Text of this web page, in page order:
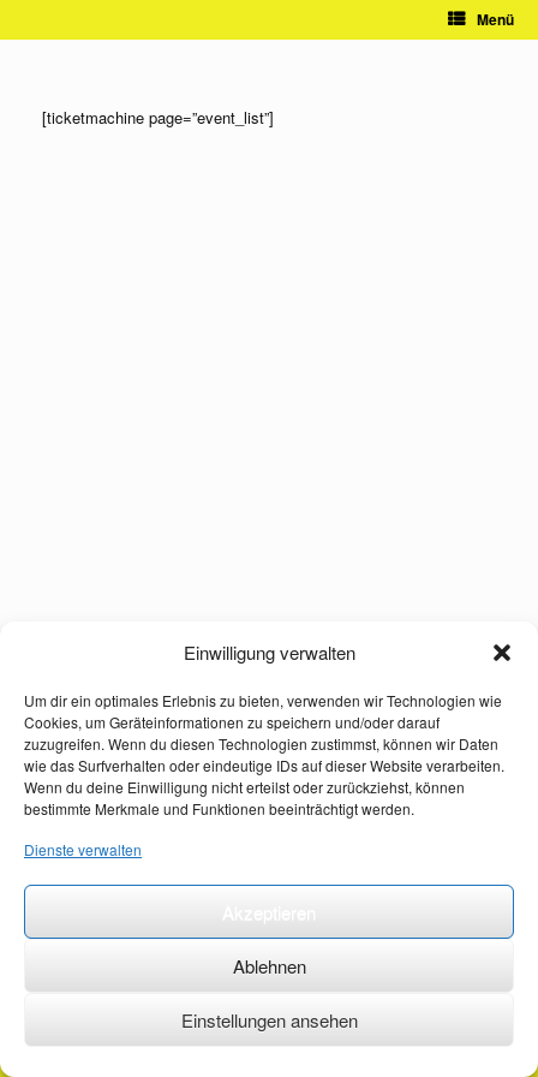
Einwilligung verwalten
Um dir ein optimales Erlebnis zu bieten, verwenden wir Technologien wie
Cookies, um Geräteinformationen zu speichern und/oder darauf
zuzugreifen. Wenn du diesen Technologien zustimmst, können wir Daten
wie das Surfverhalten oder eindeutige IDs auf dieser Website verarbeiten.
Wenn du deine Einwilligung nicht erteilst oder zurückziehst, können
bestimmte Merkmale und Funktionen beeinträchtigt werden.
Dienste verwalten
Ablehnen
Einstellungen ansehen
Menü
[ticketmachine page=”event_list”]
©2026 ·erstehilfekurs-mauch.de ·AGB ·Datenschutzerklärung ·Impressum ·